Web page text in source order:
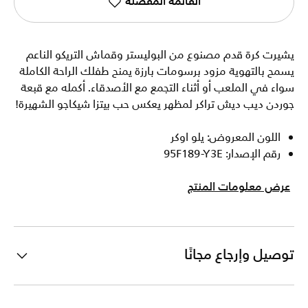
يشيرت كرة قدم مصنوع من البوليستر وقماش التريكو الناعم
يسمح بالتهوية مزود برسومات بارزة يمنح طفلك الراحة الكاملة
سواء في الملعب أو أثناء التجمع مع الأصدقاء. أكمله مع قبعة
جوردن ديب ديش تراكر لمظهر يعكس حب بيتزا شيكاجو الشهيرة!
اللون المعروض: يلو اوكر
رقم الإصدار: 95F189-Y3E
عرض معلومات المنتج
توصيل وإرجاع مجانًا